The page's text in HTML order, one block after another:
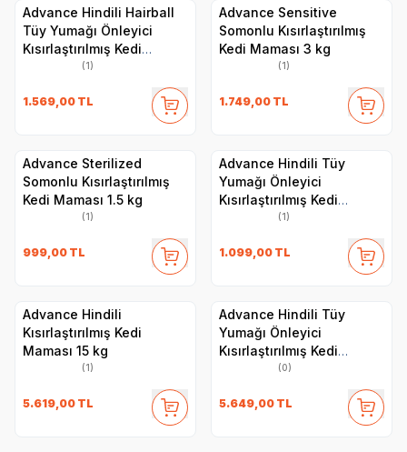
Advance Hindili Hairball
Tüy Yumağı Önleyici
Kısırlaştırılmış Kedi
Maması 3 kg
(1)
1.569,00 TL
Advance Sensitive
Somonlu Kısırlaştırılmış
Kedi Maması 3 kg
(1)
1.749,00 TL
Advance Sterilized
Somonlu Kısırlaştırılmış
Kedi Maması 1.5 kg
(1)
999,00 TL
Advance Hindili Tüy
Yumağı Önleyici
Kısırlaştırılmış Kedi
Maması 1.5 kg
(1)
1.099,00 TL
Advance Hindili
Kısırlaştırılmış Kedi
Maması 15 kg
(1)
5.619,00 TL
Advance Hindili Tüy
Yumağı Önleyici
Kısırlaştırılmış Kedi
Maması 10 kg
(0)
5.649,00 TL